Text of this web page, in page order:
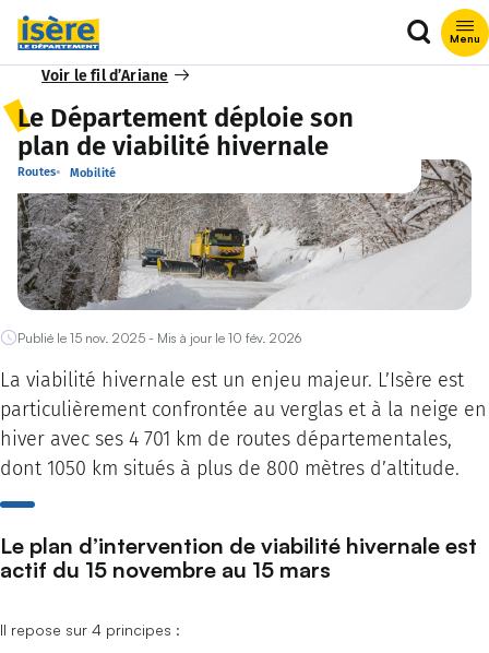
Menu
Que
Voir le fil d’Ariane
Le Département déploie son
plan de viabilité hivernale
Routes Mobilité
Publié le 15 nov. 2025 - Mis à jour le 10 fév. 2026
La viabilité hivernale est un enjeu majeur. L’Isère est
particulièrement confrontée au verglas et à la neige en
hiver avec ses 4 701 km de routes départementales,
dont 1050 km situés à plus de 800 mètres d’altitude.
Le plan d’intervention de viabilité hivernale est
actif du 15 novembre au 15 mars
Il repose sur 4 principes :